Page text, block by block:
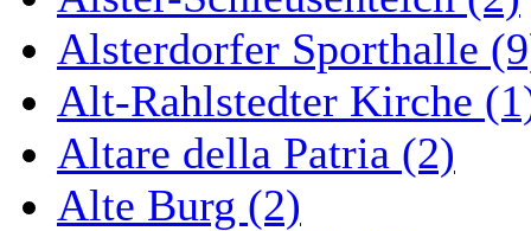
Alsterdorfer Sporthalle
Alt-Rahlstedter Kirche
Altare della Patria (2)
Alte Burg (2)